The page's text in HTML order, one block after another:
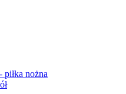
piłka nożna